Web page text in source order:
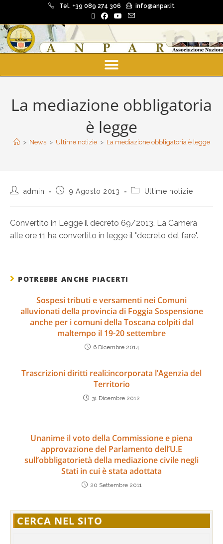
Tel. +39 089 274 306 info@anpar.it
La mediazione obbligatoria
è legge
> News > Ultime notizie > La mediazione obbligatoria è legge
admin 9 Agosto 2013 Ultime notizie
Convertito in Legge il decreto 69/2013. La Camera
alle ore 11 ha convertito in legge il "decreto del fare".
POTREBBE ANCHE PIACERTI
Sospesi tributi e versamenti nei Comuni
alluvionati della provincia di Foggia Sospensione
anche per i comuni della Toscana colpiti dal
maltempo il 19-20 settembre
6 Dicembre 2014
Trascrizioni diritti reali:incorporata l’Agenzia del
Territorio
31 Dicembre 2012
Unanime il voto della Commissione e piena
approvazione del Parlamento dell’U.E
sull’obbligatorietà della mediazione civile negli
Stati in cui è stata adottata
20 Settembre 2011
CERCA NEL SITO